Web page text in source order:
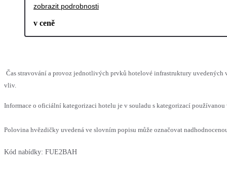
zobrazit podrobnosti
v ceně
Čas stravování a provoz jednotlivých prvků hotelové infrastruktury uvedených
vliv.
Informace o oficiální kategorizaci hotelu je v souladu s kategorizací
Polovina hvězdičky uvedená ve slovním popisu může označovat
Kód nabídky: FUE2BAH